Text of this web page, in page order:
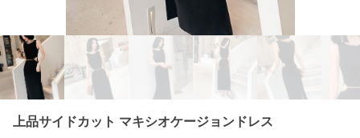
上品サイドカット マキシオケージョンドレス